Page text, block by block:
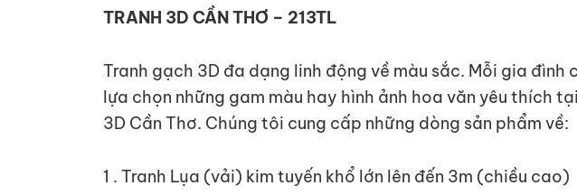
TRANH 3D CẦN THƠ – 213TL
Tranh gạch 3D đa dạng linh động về màu sắc. Mỗi gia đình
lựa chọn những gam màu hay hình ảnh hoa văn yêu thích
3D Cần Thơ. Chúng tôi cung cấp những dòng sản phẩm về:
1 . Tranh Lụa (vải) kim tuyến khổ lớn lên đến 3m (chiều cao)